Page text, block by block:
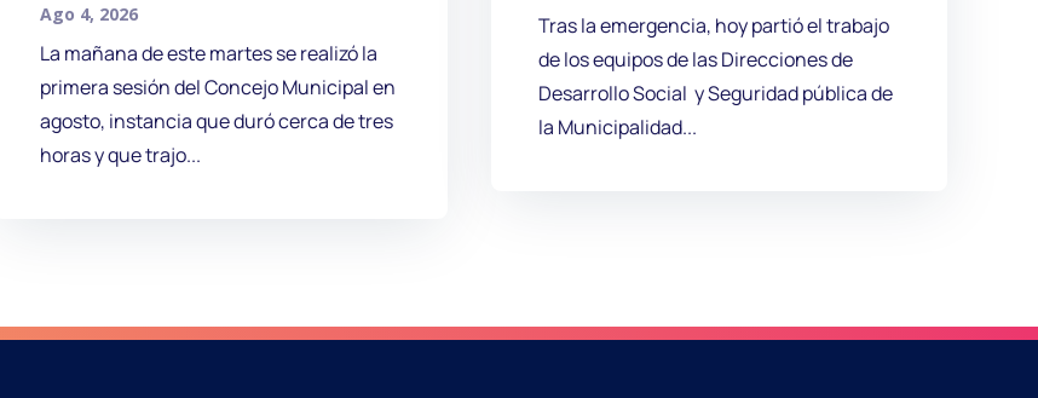
Ago 4, 2026
La mañana de este martes se realizó la
primera sesión del Concejo Municipal en
agosto, instancia que duró cerca de tres
horas y que trajo...
Tras la emergencia, hoy partió el trabajo
de los equipos de las Direcciones de
Desarrollo Social y Seguridad pública de
la Municipalidad...